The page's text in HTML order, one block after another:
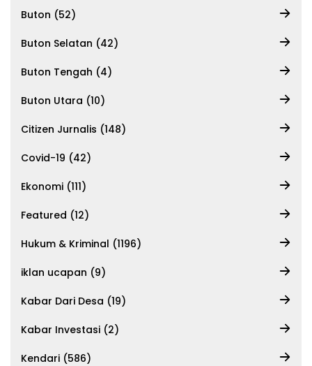
Buton (52)
Buton Selatan (42)
Buton Tengah (4)
Buton Utara (10)
Citizen Jurnalis (148)
Covid-19 (42)
Ekonomi (111)
Featured (12)
Hukum & Kriminal (1196)
iklan ucapan (9)
Kabar Dari Desa (19)
Kabar Investasi (2)
Kendari (586)